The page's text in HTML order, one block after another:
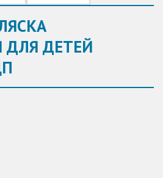
ДЛЯ ДЕТЕЙ